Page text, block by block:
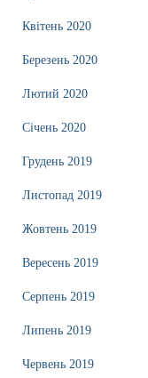
Квітень 2020
Березень 2020
Лютий 2020
Січень 2020
Грудень 2019
Листопад 2019
Жовтень 2019
Вересень 2019
Серпень 2019
Липень 2019
Червень 2019